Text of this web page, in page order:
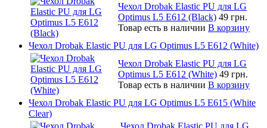
Чехол Drobak Elastic PU для LG
Optimus L5 E612 (Black) 49 грн.
Товар есть в наличии В корзину
Чехол Drobak Elastic PU для LG Optimus L5 E612 (White)
Чехол Drobak Elastic PU для LG
Optimus L5 E612 (White) 49 грн.
Товар есть в наличии В корзину
Чехол Drobak Elastic PU для LG Optimus L5 E615 (White
Clear)
Чехол Drobak Elastic PU для LG